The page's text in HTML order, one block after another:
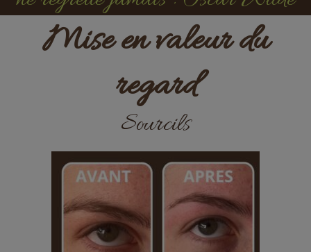
Mise en valeur du
regard
Sourcils